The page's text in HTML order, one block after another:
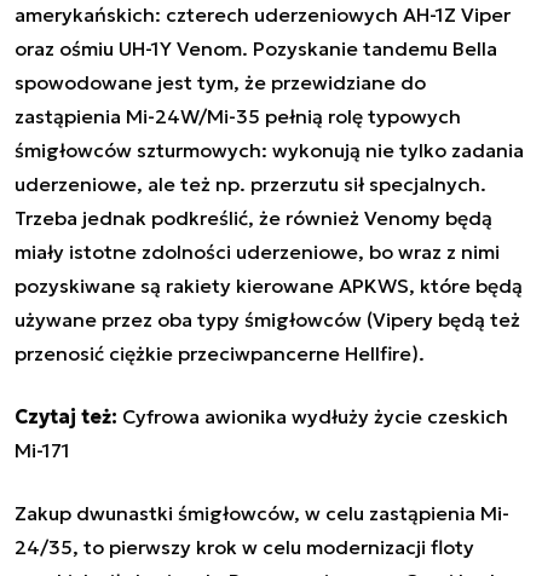
amerykańskich: czterech uderzeniowych AH-1Z Viper
oraz ośmiu UH-1Y Venom. Pozyskanie tandemu Bella
spowodowane jest tym, że przewidziane do
zastąpienia Mi-24W/Mi-35 pełnią rolę typowych
śmigłowców szturmowych: wykonują nie tylko zadania
uderzeniowe, ale też np. przerzutu sił specjalnych.
Trzeba jednak podkreślić, że również Venomy będą
miały istotne zdolności uderzeniowe, bo wraz z nimi
pozyskiwane są rakiety kierowane APKWS, które będą
używane przez oba typy śmigłowców (Vipery będą też
przenosić ciężkie przeciwpancerne Hellfire).
Czytaj też: Cyfrowa awionika wydłuży życie czeskich
Mi-171
Zakup dwunastki śmigłowców, w celu zastąpienia Mi-
24/35, to pierwszy krok w celu modernizacji floty